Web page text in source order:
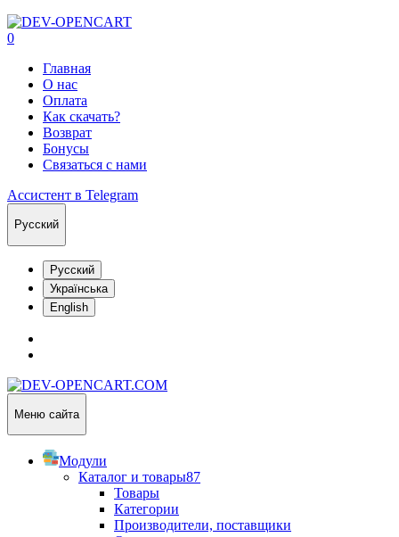
0
Главная
О нас
Оплата
Как скачать?
Возврат
Бонусы
Связаться с нами
Ассистент в Telegram
Русский
Русский
Українська
English
Меню сайта
Модули
Каталог и товары87
Товары
Категории
Производители, поставщики